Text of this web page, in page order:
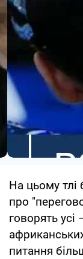
На цьому тлі
про
говорять усі
питання